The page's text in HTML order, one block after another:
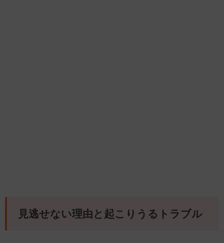
見逃せない理由と起こりうるトラブル